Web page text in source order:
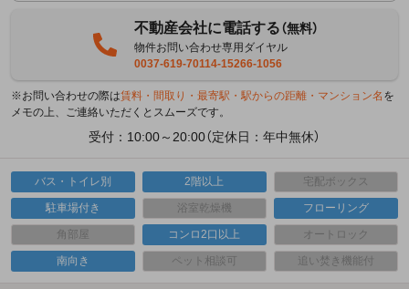
不動産会社に電話する（無料）
物件お問い合わせ専用ダイヤル
0037-619-70114-15266-1056
※お問い合わせの際は賃料・間取り・最寄駅・駅からの距離・マンション名 を
メモの上、ご連絡いただくとスムーズです。
受付：10:00～20:00（定休日：年中無休）
バス・トイレ別 2階以上 宅配ボックス
駐車場付き 浴室乾燥機 フローリング
角部屋 コンロ2口以上 オートロック
南向き ペット相談可 追い焚き機能付